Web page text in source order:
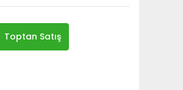
Toptan Satış